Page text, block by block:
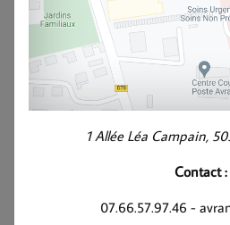
1 Allée Léa Campain,
Contact :
07.66.57.97.46 -